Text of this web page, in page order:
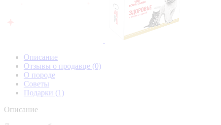
Описание
Отзывы о продавце (0)
О породе
Советы
Подарки (1)
Описание